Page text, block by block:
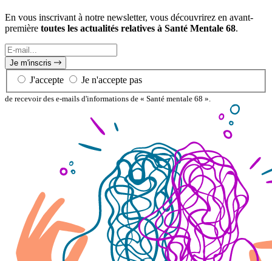
En vous inscrivant à notre newsletter, vous découvrirez en avant-
première toutes les actualités relatives à Santé Mentale 68.
E-
mail...
Je m'inscris
J'accepte Je n'accepte pas
de recevoir des e-mails d'informations de « Santé mentale 68 ».